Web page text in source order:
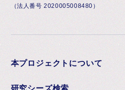
（法人番号 2020005008480）
本プロジェクトについて
研究シーズ検索